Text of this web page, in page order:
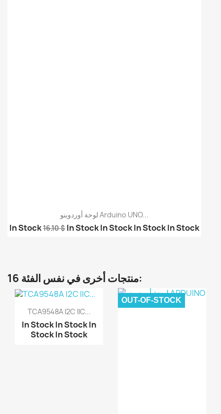
لوحة أوردوينو Arduino UNO...
In Stock16.10 $ In StockIn StockIn StockIn Stock
لوحة أوردوينو جك مايكر...
لوحة أوردوينو بدون كيب...
16 منتجات أخرى في نفس الفئة:
TCA9548A I2C IIC...
In StockIn StockIn
StockIn Stock
OUT-OF-STOCK